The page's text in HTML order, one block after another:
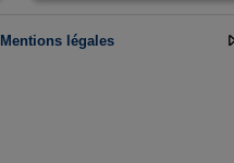
Mentions légales